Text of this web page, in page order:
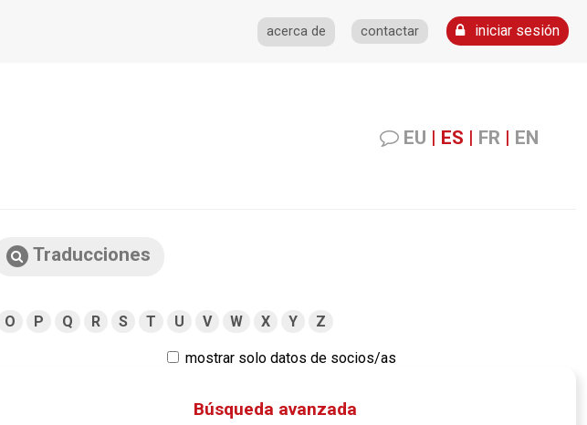
acerca de contactar iniciar sesión
EU | ES | FR | EN
Traducciones
O P Q R S T U V W X Y Z
mostrar solo datos de socios/as
Búsqueda avanzada